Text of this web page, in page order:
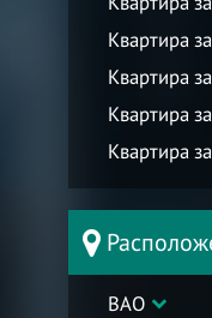
Квартира
Квартира
Квартира
Квартира
ВАО